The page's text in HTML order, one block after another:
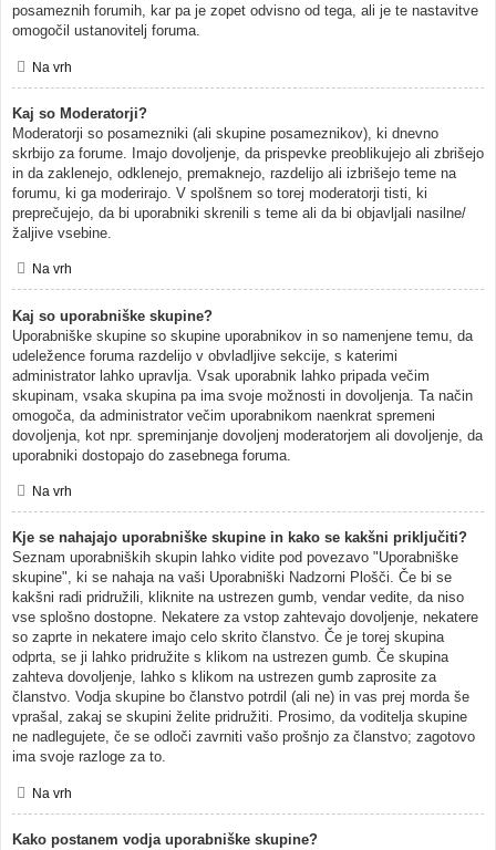
posameznih forumih, kar pa je zopet odvisno od tega, ali je te nastavitve
omogočil ustanovitelj foruma.
Na vrh
Kaj so Moderatorji?
Moderatorji so posamezniki (ali skupine posameznikov), ki dnevno
skrbijo za forume. Imajo dovoljenje, da prispevke preoblikujejo ali zbrišejo
in da zaklenejo, odklenejo, premaknejo, razdelijo ali izbrišejo teme na
forumu, ki ga moderirajo. V spolšnem so torej moderatorji tisti, ki
preprečujejo, da bi uporabniki skrenili s teme ali da bi objavljali nasilne/
žaljive vsebine.
Na vrh
Kaj so uporabniške skupine?
Uporabniške skupine so skupine uporabnikov in so namenjene temu, da
udeležence foruma razdelijo v obvladljive sekcije, s katerimi
administrator lahko upravlja. Vsak uporabnik lahko pripada večim
skupinam, vsaka skupina pa ima svoje možnosti in dovoljenja. Ta način
omogoča, da administrator večim uporabnikom naenkrat spremeni
dovoljenja, kot npr. spreminjanje dovoljenj moderatorjem ali dovoljenje, da
uporabniki dostopajo do zasebnega foruma.
Na vrh
Kje se nahajajo uporabniške skupine in kako se kakšni priključiti?
Seznam uporabniških skupin lahko vidite pod povezavo "Uporabniške
skupine", ki se nahaja na vaši Uporabniški Nadzorni Plošči. Če bi se
kakšni radi pridružili, kliknite na ustrezen gumb, vendar vedite, da niso
vse splošno dostopne. Nekatere za vstop zahtevajo dovoljenje, nekatere
so zaprte in nekatere imajo celo skrito članstvo. Če je torej skupina
odprta, se ji lahko pridružite s klikom na ustrezen gumb. Če skupina
zahteva dovoljenje, lahko s klikom na ustrezen gumb zaprosite za
članstvo. Vodja skupine bo članstvo potrdil (ali ne) in vas prej morda še
vprašal, zakaj se skupini želite pridružiti. Prosimo, da voditelja skupine
ne nadlegujete, če se odloči zavrniti vašo prošnjo za članstvo; zagotovo
ima svoje razloge za to.
Na vrh
Kako postanem vodja uporabniške skupine?